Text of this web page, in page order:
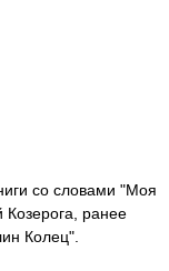
со словами "Моя
Козерога, ранее
Колец".